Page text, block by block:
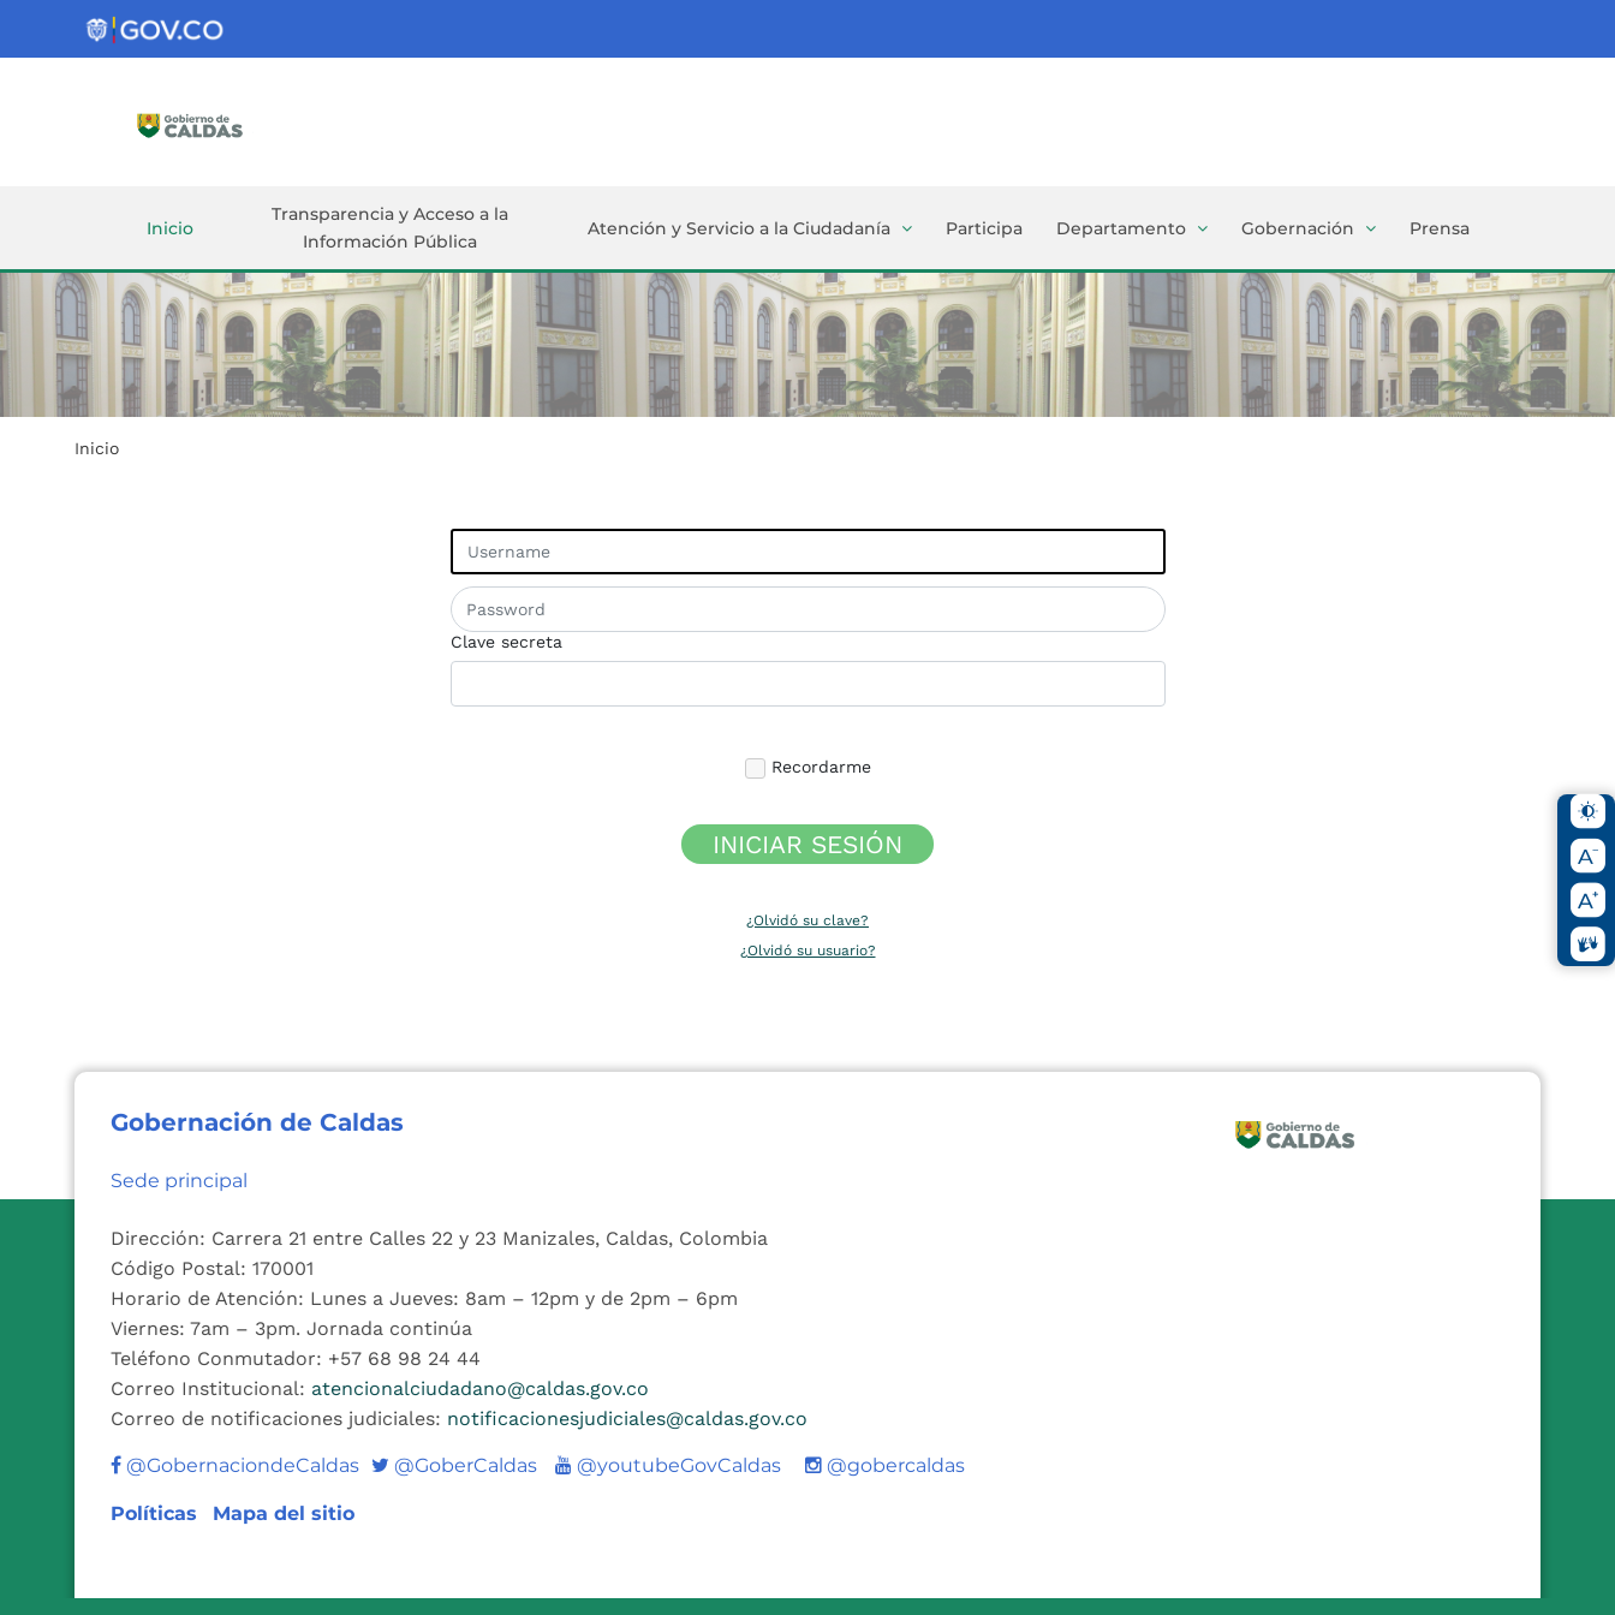
Gobernación
Inicio
Transparencia y Acceso a la
Información Pública
Atención y Servicio a la Ciudadanía Participa Departamento Gobernación Prensa
Inicio
Clave secreta
Recordarme
INICIAR SESIÓN
¿Olvidó su clave?
¿Olvidó su usuario?
Gobernación de Caldas
Sede principal
Dirección: Carrera 21 entre Calles 22 y 23 Manizales, Caldas, Colombia
Código Postal: 170001
Horario de Atención: Lunes a Jueves: 8am – 12pm y de 2pm – 6pm
Viernes: 7am – 3pm. Jornada continúa
Teléfono Conmutador: +57 68 98 24 44
Correo Institucional: atencionalciudadano@caldas.gov.co
Correo de notificaciones judiciales: notificacionesjudiciales@caldas.gov.co
@GobernaciondeCaldas Twitter
@GoberCaldas Youtube
@youtubeGovCaldas @gobercaldas
Políticas Mapa del sitio